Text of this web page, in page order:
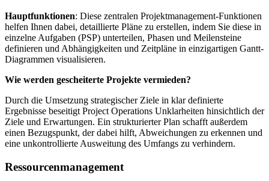
Hauptfunktionen: Diese zentralen Projektmanagement-Funktionen
helfen Ihnen dabei, detaillierte Pläne zu erstellen, indem Sie diese in
einzelne Aufgaben (PSP) unterteilen, Phasen und Meilensteine
definieren und Abhängigkeiten und Zeitpläne in einzigartigen Gantt-
Diagrammen visualisieren.
Wie werden gescheiterte Projekte vermieden?
Durch die Umsetzung strategischer Ziele in klar definierte
Ergebnisse beseitigt Project Operations Unklarheiten hinsichtlich der
Ziele und Erwartungen. Ein strukturierter Plan schafft außerdem
einen Bezugspunkt, der dabei hilft, Abweichungen zu erkennen und
eine unkontrollierte Ausweitung des Umfangs zu verhindern.
Ressourcenmanagement